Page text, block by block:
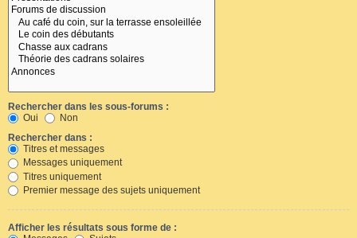
Rechercher dans les sous-forums :
Oui
Non
Rechercher dans :
Titres et messages
Messages uniquement
Titres uniquement
Premier message des sujets uniquement
Afficher les résultats sous forme de :